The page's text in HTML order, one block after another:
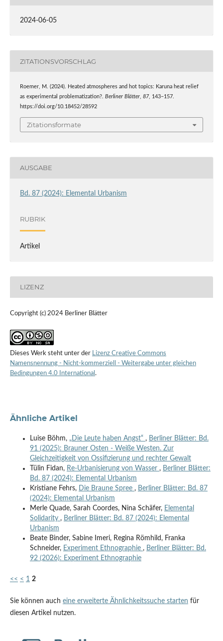
2024-06-05
ZITATIONSVORSCHLAG
Roemer, M. (2024). Heated atmospheres and hot topics: Karuna heat relief
as experimental problematization?. Berliner Blätter, 87, 143–157.
https://doi.org/10.18452/28592
Zitationsformate
AUSGABE
Bd. 87 (2024): Elemental Urbanism
RUBRIK
Artikel
LIZENZ
Copyright (c) 2024 Berliner Blätter
Dieses Werk steht unter der Lizenz Creative Commons
Namensnennung - Nicht-kommerziell - Weitergabe unter gleichen
Bedingungen 4.0 International .
Ähnliche Artikel
Luise Böhm, „Die Leute haben Angst“ , Berliner Blätter: Bd.
91 (2025): Brauner Osten - Weiße Westen. Zur
Gleichzeitigkeit von Ossifizierung und rechter Gewalt
Tülin Fidan, Re-Urbanisierung von Wasser , Berliner Blätter:
Bd. 87 (2024): Elemental Urbanism
Kristiane Fehrs,
Die Braune Spree , Berliner Blätter: Bd. 87
(2024): Elemental Urbanism
Merle Quade, Sarah Coordes, Nina Schäfer, Elemental
Solidarity , Berliner Blätter: Bd. 87 (2024): Elemental
Urbanism
Beate Binder, Sabine Imeri, Regina Römhild, Franka
Schneider, Experiment Ethnographie , Berliner Blätter: Bd.
92 (2026): Experiment Ethnographie
<< < 1 2
Sie können auch eine erweiterte Ähnlichkeitssuche starten für
diesen Artikel nutzen.